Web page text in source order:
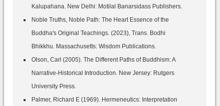
Kalupahana. New Delhi: Motilal Banarsidass Publishers.
Noble Truths, Noble Path: The Heart Essence of the
Buddha's Original Teachings. (2023), Trans. Bodhi
Bhikkhu. Massachusetts: Wisdom Publications.
Olson, Carl (2005). The Different Paths of Buddhism: A
Narrative-Historical Introduction. New Jersey: Rutgers
University Press.
Palmer, Richard E (1969). Hermeneutics: Interpretation